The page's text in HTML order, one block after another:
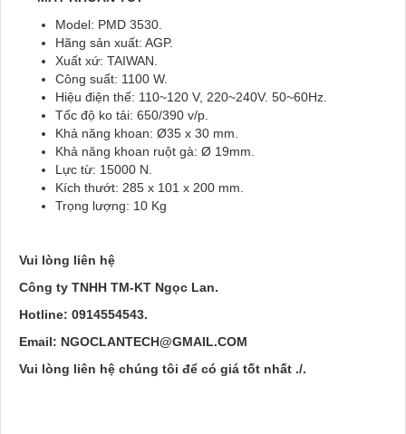
Model: PMD 3530.
Hãng sản xuất: AGP.
Xuất xứ: TAIWAN.
Công suất: 1100 W.
Hiệu điện thế: 110~120 V, 220~240V. 50~60Hz.
Tốc độ ko tải: 650/390 v/p.
Khả năng khoan: Ø35 x 30 mm.
Khả năng khoan ruột gà: Ø 19mm.
Lực từ: 15000 N.
Kích thướt: 285 x 101 x 200 mm.
Trọng lượng: 10 Kg
Vui lòng liên hệ
Công ty TNHH TM-KT Ngọc Lan.
Hotline: 0914554543.
Email: NGOCLANTECH@GMAIL.COM
Vui lòng liên hệ chúng tôi để có giá tốt nhất ./.